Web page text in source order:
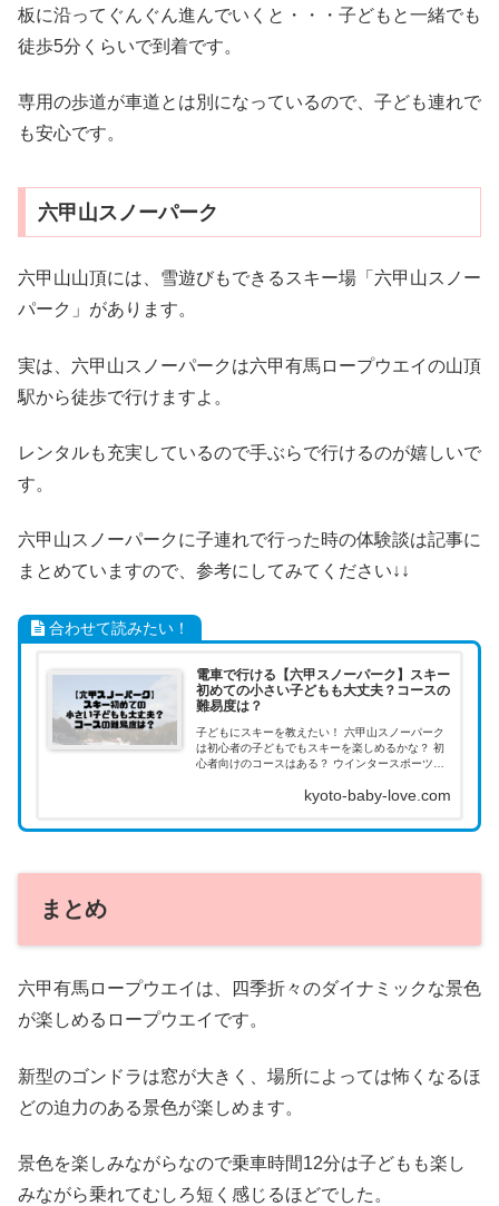
板に沿ってぐんぐん進んでいくと・・・子どもと一緒でも
徒歩5分くらいで到着です。
専用の歩道が車道とは別になっているので、子ども連れで
も安心です。
六甲山スノーパーク
六甲山山頂には、雪遊びもできるスキー場「六甲山スノー
パーク」があります。
実は、六甲山スノーパークは六甲有馬ロープウエイの山頂
駅から徒歩で行けますよ。
レンタルも充実しているので手ぶらで行けるのが嬉しいで
す。
六甲山スノーパークに子連れで行った時の体験談は記事に
まとめていますので、参考にしてみてください↓↓
合わせて読みたい！
電車で行ける【六甲スノーパーク】スキー
初めての小さい子どもも大丈夫？コースの
難易度は？
子どもにスキーを教えたい！ 六甲山スノーパーク
は初心者の子どもでもスキーを楽しめるかな？ 初
心者向けのコースはある？ ウインタースポーツ歴
kyoto-baby-love.com
まとめ
六甲有馬ロープウエイは、四季折々のダイナミックな景色
が楽しめるロープウエイです。
新型のゴンドラは窓が大きく、場所によっては怖くなるほ
どの迫力のある景色が楽しめます。
景色を楽しみながらなので乗車時間12分は子どもも楽し
みながら乗れてむしろ短く感じるほどでした。